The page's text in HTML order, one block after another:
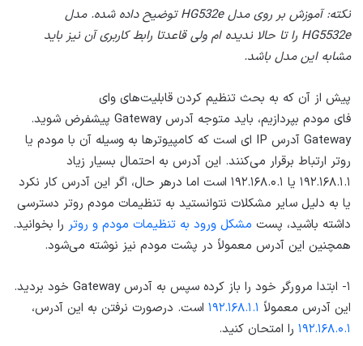
نکته: آموزش بر روی مدل HG532e توضیح داده شده. مدل
HG5532e را تا حالا ندیده ام ولی قاعدتا رابط کاربری آن نیز باید
مشابه این مدل باشد.
پیش از آن که به بحث تنظیم کردن قابلیت‌های وای
فای مودم بپردازیم، باید متوجه آدرس Gateway پیشفرض شوید.
Gateway آدرس IP ای است که کامپیوترها به وسیله آن با مودم یا
روتر ارتباط برقرار می‌کنند. این آدرس به احتمال بسیار زیاد
۱۹۲.۱۶۸.۱.۱ یا ۱۹۲.۱۶۸.۰.۱ است اما درهر حال، اگر این آدرس کار نکرد
یا به دلیل سایر مشکلات نتوانستید به تنظیمات مودم روتر دسترسی
داشته باشید، پست مشکل ورود به تنظیمات مودم و روتر را بخوانید.
همچنین این آدرس معمولاً در پشت مودم نیز نوشته می‌شود.
۱- ابتدا مرورگر خود را باز کرده سپس به آدرس Gateway خود بردید.
این آدرس معمولاً ۱۹۲.۱۶۸.۱.۱ است. درصورت نرفتن به این آدرس،
۱۹۲.۱۶۸.۰.۱ را امتحان کنید.